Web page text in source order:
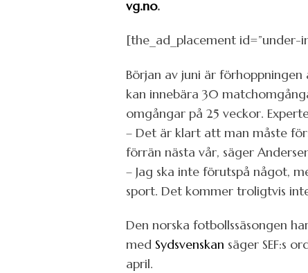
vg.no.
[the_ad_placement id=”under-
Början av juni är
kan innebära 30
omgångar på 25 veckor.
– Det är klart att man måste
förrän nästa vår, säger
– Jag ska inte förutspå något,
sport. Det kommer troligtvis
Den norska fotbollssäsongen
med Sydsvenskan säger SEF:s
april.